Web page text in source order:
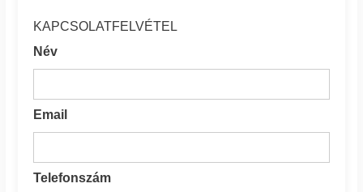
KAPCSOLATFELVÉTEL
Név
Email
Telefonszám